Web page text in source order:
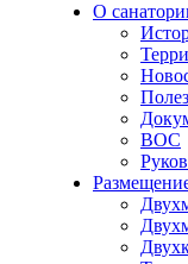
О
ВОС